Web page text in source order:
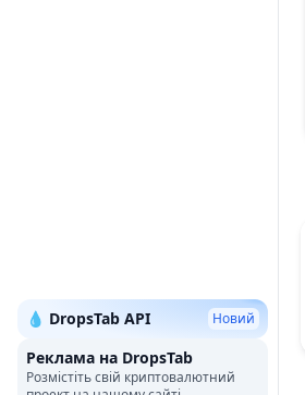
💧 DropsTab API Новий
Реклама на DropsTab
Розмістіть свій криптовалютний